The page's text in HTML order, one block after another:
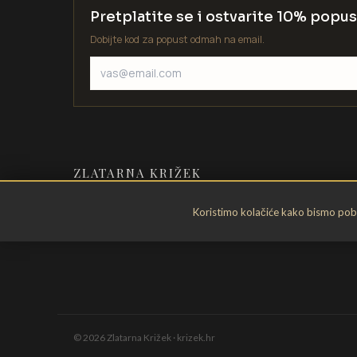
Koristimo kolačiće kako bismo
Pretplatite se i ostvarite 10%
Dobijte kod za popust odmah na email.
ZLATARNA KRIŽEK
©2026Zlatarna Križek · krizek.hr